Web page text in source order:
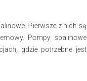
Pierwsze z nich są
Pompy spalinowe
gdzie potrzebne jest